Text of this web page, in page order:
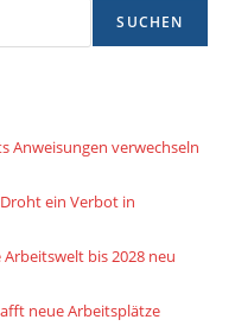
SUCHEN
Anweisungen verwechseln
ein Verbot in
bis 2028 neu
neue Arbeitsplätze